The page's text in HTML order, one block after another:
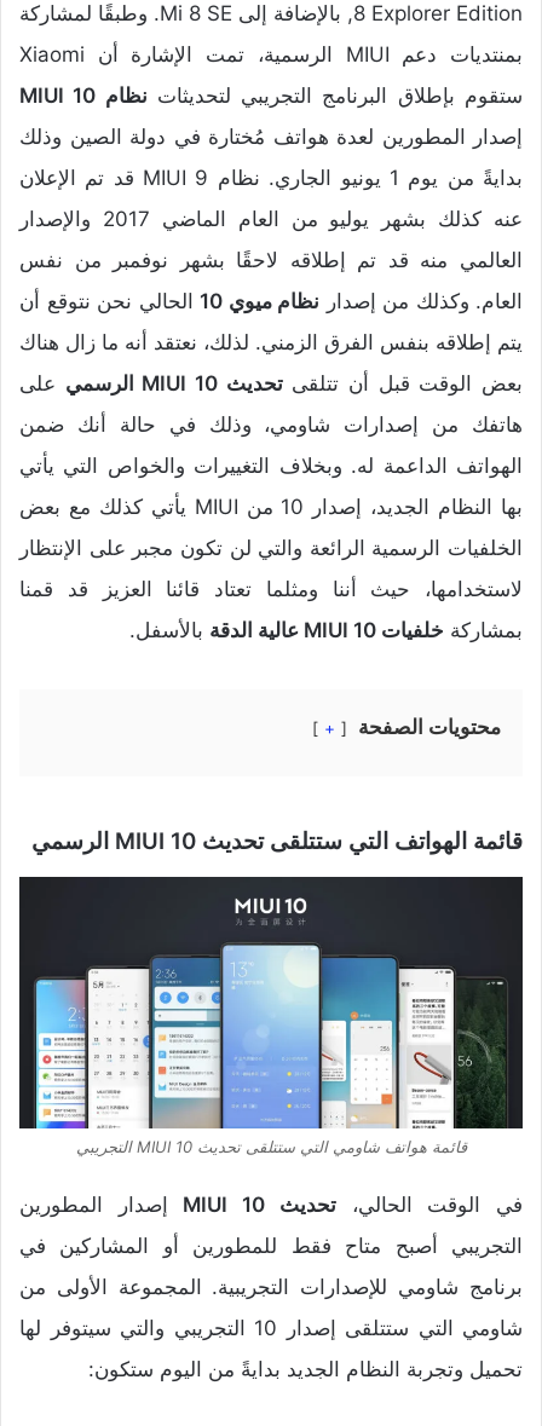
8 Explorer Edition, بالإضافة إلى Mi 8 SE. وطبقًا لمشاركة
بمنتديات دعم MIUI الرسمية، تمت الإشارة أن Xiaomi
ستقوم بإطلاق البرنامج التجريبي لتحديثات نظام MIUI 10
إصدار المطورين لعدة هواتف مُختارة في دولة الصين وذلك
بدايةً من يوم 1 يونيو الجاري. نظام MIUI 9 قد تم الإعلان
عنه كذلك بشهر يوليو من العام الماضي 2017 والإصدار
العالمي منه قد تم إطلاقه لاحقًا بشهر نوفمبر من نفس
العام. وكذلك من إصدار نظام ميوي 10
الحالي نحن نتوقع أن
يتم إطلاقه بنفس الفرق الزمني. لذلك، نعتقد أنه ما زال هناك
بعض الوقت قبل أن تتلقىتحديث MIUI 10 الرسمي
على
هاتفك من إصدارات شاومي، وذلك في حالة أنك ضمن
الهواتف الداعمة له. وبخلاف التغييرات والخواص التي يأتي
بها النظام الجديد، إصدار 10 من MIUI يأتي كذلك مع بعض
الخلفيات الرسمية الرائعة والتي لن تكون مجبر على الإنتظار
لاستخدامها، حيث أننا ومثلما تعتاد قائنا العزيز قد قمنا
بمشاركة خلفيات MIUI 10 عالية الدقة بالأسفل.
محتويات الصفحة +
قائمة الهواتف التي ستتلقى تحديث MIUI 10 الرسمي
قائمة هواتف شاومي التي ستتلقى تحديث MIUI 10 التجريبي
في الوقت الحالي،تحديث MIUI 10
إصدار المطورين
التجريبي أصبح متاح فقط للمطورين أو المشاركين في
برنامج شاومي للإصدارات التجريبية. المجموعة الأولى من
شاومي التي ستتلقى إصدار 10 التجريبي والتي سيتوفر لها
تحميل وتجربة النظام الجديد بدايةً من اليوم ستكون: